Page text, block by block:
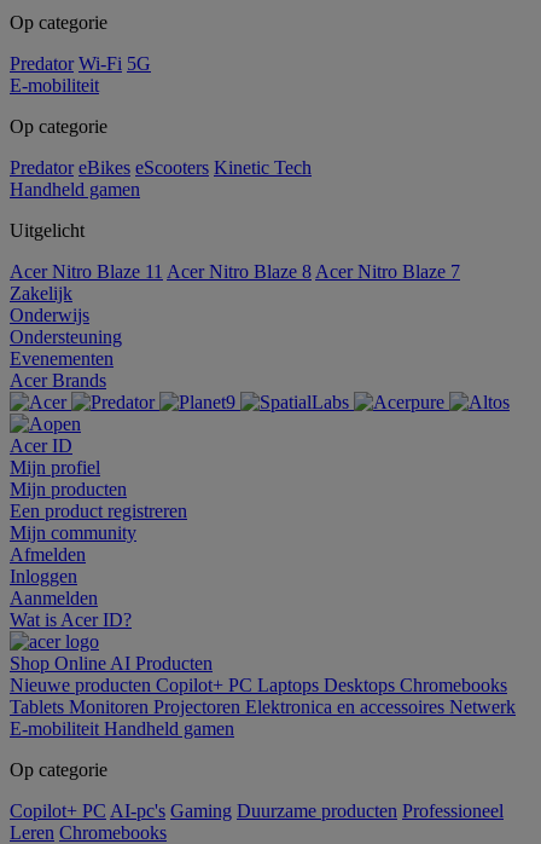
Op categorie
Predator Wi-Fi 5G
E-mobiliteit
Op categorie
Predator eBikes eScooters Kinetic Tech
Handheld gamen
Uitgelicht
Acer Nitro Blaze 11 Acer Nitro Blaze 8 Acer Nitro Blaze 7
Zakelijk
Onderwijs
Ondersteuning
Evenementen
Acer Brands
Acer ID
Mijn profiel
Mijn producten
Een product registreren
Mijn community
Afmelden
Inloggen
Aanmelden
Wat is Acer ID?
Shop Online AI Producten
Nieuwe producten Copilot+ PC Laptops Desktops Chromebooks
Tablets Monitoren Projectoren Elektronica en accessoires Netwerk
E-mobiliteit Handheld gamen
Op categorie
Copilot+ PC AI-pc's Gaming Duurzame producten Professioneel
Leren Chromebooks